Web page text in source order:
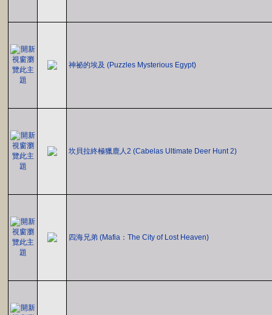
神祕的埃及 (Puzzles Mysterious Egypt)
坎貝拉終極獵鹿人2 (Cabelas Ultimate Deer Hunt 2)
四海兄弟 (Mafia：The City of Lost Heaven)